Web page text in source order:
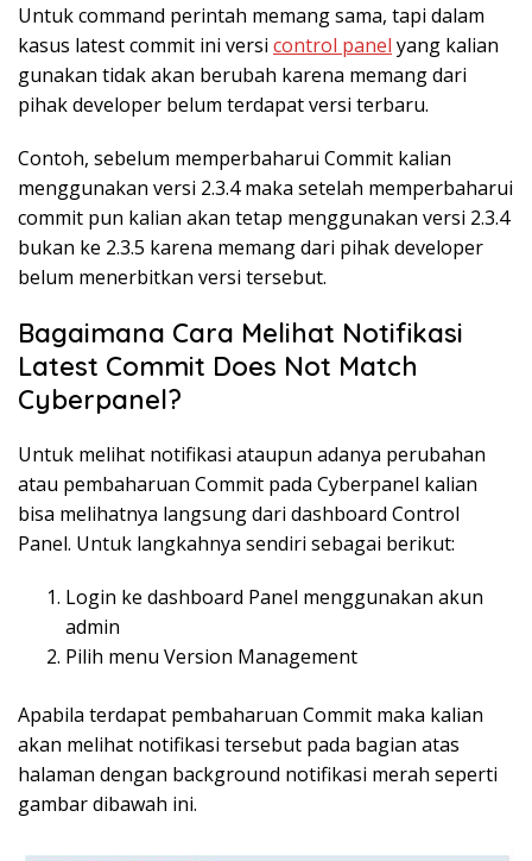
Untuk command perintah memang sama, tapi dalam
kasus latest commit ini versi control panel yang kalian
gunakan tidak akan berubah karena memang dari
pihak developer belum terdapat versi terbaru.
Contoh, sebelum memperbaharui Commit kalian
menggunakan versi 2.3.4 maka setelah memperbaharui
commit pun kalian akan tetap menggunakan versi 2.3.4
bukan ke 2.3.5 karena memang dari pihak developer
belum menerbitkan versi tersebut.
Bagaimana Cara Melihat Notifikasi
Latest Commit Does Not Match
Cyberpanel?
Untuk melihat notifikasi ataupun adanya perubahan
atau pembaharuan Commit pada Cyberpanel kalian
bisa melihatnya langsung dari dashboard Control
Panel. Untuk langkahnya sendiri sebagai berikut:
Login ke dashboard Panel menggunakan akun
admin
Pilih menu Version Management
Apabila terdapat pembaharuan Commit maka kalian
akan melihat notifikasi tersebut pada bagian atas
halaman dengan background notifikasi merah seperti
gambar dibawah ini.